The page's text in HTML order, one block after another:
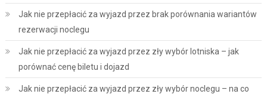
Jak nie przepłacić za wyjazd przez brak porównania wariantów
rezerwacji noclegu
Jak nie przepłacić za wyjazd przez zły wybór lotniska – jak
porównać cenę biletu i dojazd
Jak nie przepłacić za wyjazd przez zły wybór noclegu – na co